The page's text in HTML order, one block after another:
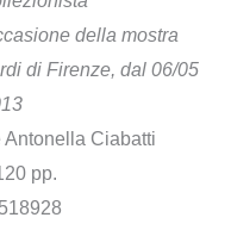
della mostra
di Firenze, dal 06/05
Ciabatti
pp.